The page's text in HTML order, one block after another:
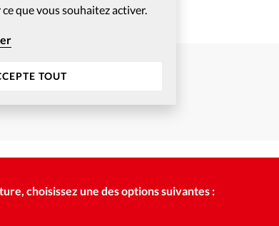
que vous souhaitez activer.
TOUT
Aujourd’hui Juillet-Août 2024
choisissez une des options suivantes :